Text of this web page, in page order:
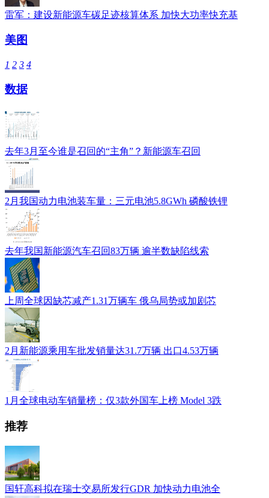
雷军：建设新能源车碳足迹核算体系 加快大功率快充基
美图
1 2 3 4
数据
去年3月至今谁是召回的“主角”？新能源车召回
2月我国动力电池装车量：三元电池5.8GWh 磷酸铁锂
去年我国新能源汽车召回83万辆 逾半数缺陷线索
上周全球因缺芯减产1.31万辆车 俄乌局势或加剧芯
2月新能源乘用车批发销量达31.7万辆 出口4.53万辆
1月全球电动车销量榜：仅3款外国车上榜 Model 3跌
推荐
国轩高科拟在瑞士交易所发行GDR 加快动力电池全